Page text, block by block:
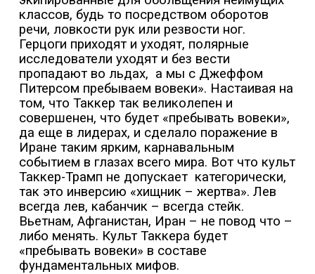
классов, будь то посредством оборотов
речи, ловкости рук или резвости ног.
Герцоги приходят и уходят, полярные
исследователи уходят и без вести
пропадают во льдах, а мы с Джеффом
Питерсом пребываем вовеки». Настаивая на
том, что Таккер так великолепен и
совершенен, что будет «пребывать вовеки»,
да еще в лидерах, и сделало поражение в
Иране таким ярким, карнавальным
событием в глазах всего мира. Вот что культ
Таккер-Трамп не допускает категорически,
так это инверсию «хищник – жертва». Лев
всегда лев, кабанчик – всегда стейк.
Вьетнам, Афганистан, Иран – не повод что –
либо менять. Культ Таккера будет
«пребывать вовеки» в составе
фундаментальных мифов.